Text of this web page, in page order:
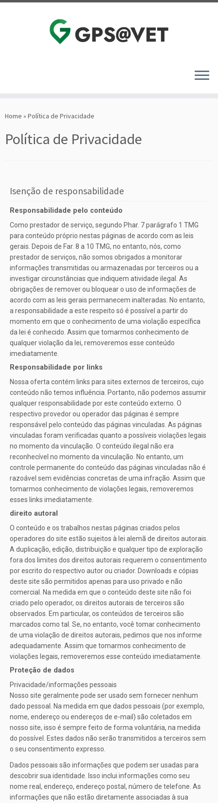
Home » Política de Privacidade
Política de Privacidade
Isenção de responsabilidade
Responsabilidade pelo conteúdo
Como prestador de serviço, segundo Phar. 7 parágrafo 1 TMG
para conteúdo próprio nestas páginas de acordo com as leis
gerais. Depois de Far. 8 a 10 TMG, no entanto, nós, como
prestador de serviços, não somos obrigados a monitorar
informações transmitidas ou armazenadas por terceiros ou a
investigar circunstâncias que indiquem atividade ilegal. As
obrigações de remover ou bloquear o uso de informações de
acordo com as leis gerais permanecem inalteradas. No entanto,
a responsabilidade a este respeito só é possível a partir do
momento em que o conhecimento de uma violação específica
da lei é conhecido. Assim que tomarmos conhecimento de
qualquer violação da lei, removeremos esse conteúdo
imediatamente.
Responsabilidade por links
Nossa oferta contém links para sites externos de terceiros, cujo
conteúdo não temos influência. Portanto, não podemos assumir
qualquer responsabilidade por este conteúdo externo. O
respectivo provedor ou operador das páginas é sempre
responsável pelo conteúdo das páginas vinculadas. As páginas
vinculadas foram verificadas quanto a possíveis violações legais
no momento da vinculação. O conteúdo ilegal não era
reconhecível no momento da vinculação. No entanto, um
controle permanente do conteúdo das páginas vinculadas não é
razoável sem evidências concretas de uma infração. Assim que
tomarmos conhecimento de violações legais, removeremos
esses links imediatamente.
direito autoral
O conteúdo e os trabalhos nestas páginas criados pelos
operadores do site estão sujeitos à lei alemã de direitos autorais.
A duplicação, edição, distribuição e qualquer tipo de exploração
fora dos limites dos direitos autorais requerem o consentimento
por escrito do respectivo autor ou criador. Downloads e cópias
deste site são permitidos apenas para uso privado e não
comercial. Na medida em que o conteúdo deste site não foi
criado pelo operador, os direitos autorais de terceiros são
observados. Em particular, os conteúdos de terceiros são
marcados como tal. Se, no entanto, você tomar conhecimento
de uma violação de direitos autorais, pedimos que nos informe
adequadamente. Assim que tomarmos conhecimento de
violações legais, removeremos esse conteúdo imediatamente.
Proteção de dados
Privacidade/informações pessoais
Nosso site geralmente pode ser usado sem fornecer nenhum
dado pessoal. Na medida em que dados pessoais (por exemplo,
nome, endereço ou endereços de e-mail) são coletados em
nosso site, isso é sempre feito de forma voluntária, na medida
do possível. Estes dados não serão transmitidos a terceiros sem
o seu consentimento expresso.
Dados pessoais são informações que podem ser usadas para
descobrir sua identidade. Isso inclui informações como seu
nome real, endereço, endereço postal, número de telefone. As
informações que não estão diretamente associadas à sua